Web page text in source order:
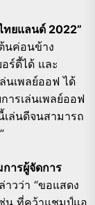
ทยแลนด์ 2022”
นค่อนข้าง
ร์ดี้ได้ และ
นเพลย์ออฟ ได้
ารเล่นเพลย์ออฟ
ล่นดีจนสามารถ
ารผู้จัดการ
าวว่า “ขอแสดง